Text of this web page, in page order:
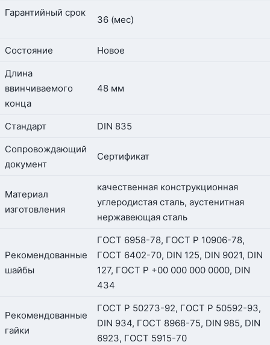
Гарантийный срок
36 (мес)
Состояние
Новое
Длина
ввинчиваемого
конца
48 мм
Стандарт
DIN 835
Сопровождающий
документ
Сертификат
Материал
изготовления
качественная конструкционная
углеродистая сталь, аустенитная
нержавеющая сталь
Рекомендованные
шайбы
ГОСТ 6958-78, ГОСТ Р 10906-78,
ГОСТ 6402-70, DIN 125, DIN 9021, DIN
127, ГОСТ Р +00 000 000 0000, DIN
434
Рекомендованные
гайки
ГОСТ Р 50273-92, ГОСТ Р 50592-93,
DIN 934, ГОСТ 8968-75, DIN 985, DIN
6923, ГОСТ 5915-70